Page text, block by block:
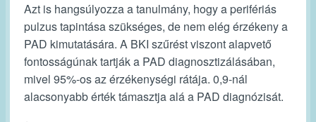
Azt is hangsúlyozza a tanulmány, hogy a perifériás
pulzus tapintása szükséges, de nem elég érzékeny a
PAD kimutatására. A BKI szűrést viszont alapvető
fontosságúnak tartják a PAD diagnosztizálásában,
mivel 95%-os az érzékenységi rátája. 0,9-nál
alacsonyabb érték támasztja alá a PAD diagnózisát.